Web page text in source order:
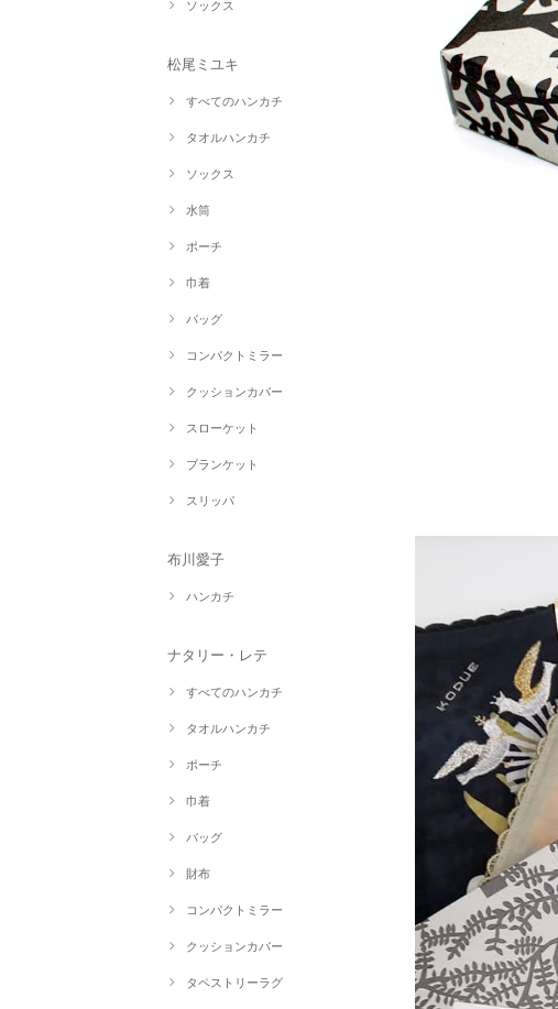
ソックス
松尾ミユキ
すべてのハンカチ
タオルハンカチ
ソックス
水筒
ポーチ
巾着
バッグ
コンパクトミラー
クッションカバー
スローケット
ブランケット
スリッパ
布川愛子
ハンカチ
ナタリー・レテ
すべてのハンカチ
タオルハンカチ
ポーチ
巾着
バッグ
財布
コンパクトミラー
クッションカバー
タペストリーラグ